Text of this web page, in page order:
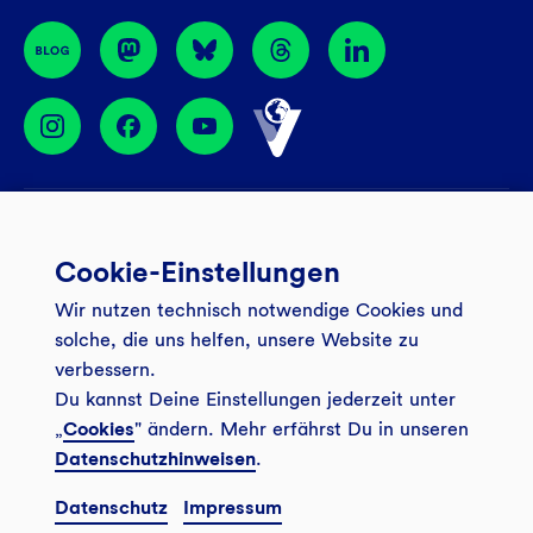
BIC: GENODEM1GLS
Banking App
Service
Onlinebanking Login
Sicheres Banking
FAQ
Kontakt
Unsere Angebote
Girokonto
Mitgliederkonto
Tagesgeldkonto
Finanzieren
Wo wirkt die GLS?
Weitersagen
Veranstaltungen
Filiale finden
Kundenmagazin Bankspiegel
Sozial-ökologisch seit 1974
© 2026 GLS Gemeinschaftsbank eG
Cookie-Einstellungen
Wir nutzen technisch notwendige Cookies und
solche, die uns helfen, unsere Website zu
verbessern.
Du kannst Deine Einstellungen jederzeit unter
„Cookies" ändern. Mehr erfährst Du in unseren
Datenschutzhinweisen.
Datenschutz Impressum